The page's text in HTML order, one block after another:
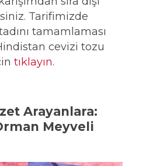
Tarifimizde
tamamlaması
cevizi tozu
tıklayın.
Arayanlara:
Meyveli